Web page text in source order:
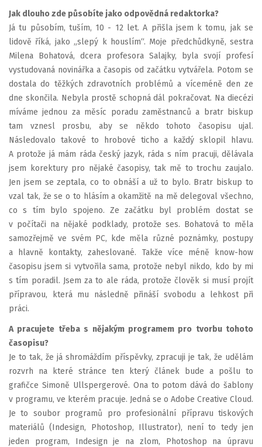
Jak dlouho zde působíte jako odpovědná redaktorka?
Já tu působím, tuším, 10 - 12 let. A přišla jsem k tomu, jak se
lidově říká, jako „slepý k houslím“. Moje předchůdkyně, sestra
Milena Bohatová, dcera profesora Salajky, byla svojí profesí
vystudovaná novinářka a časopis od začátku vytvářela. Potom se
dostala do těžkých zdravotních problémů a víceméně den ze
dne skončila. Nebyla prostě schopná dál pokračovat. Na diecézi
míváme jednou za měsíc poradu zaměstnanců a bratr biskup
tam vznesl prosbu, aby se někdo tohoto časopisu ujal.
Následovalo takové to hrobové ticho a každý sklopil hlavu.
A protože já mám ráda český jazyk, ráda s ním pracuji, dělávala
jsem korektury pro nějaké časopisy, tak mě to trochu zaujalo.
Jen jsem se zeptala, co to obnáší a už to bylo. Bratr biskup to
vzal tak, že se o to hlásím a okamžitě na mě delegoval všechno,
co s tím bylo spojeno. Ze začátku byl problém dostat se
v počítači na nějaké podklady, protože ses. Bohatová to měla
samozřejmě ve svém PC, kde měla různé poznámky, postupy
a hlavně kontakty, zaheslované. Takže více méně know-how
časopisu jsem si vytvořila sama, protože nebyl nikdo, kdo by mi
s tím poradil. Jsem za to ale ráda, protože člověk si musí projít
přípravou, která mu následně přináší svobodu a lehkost při
práci.
A pracujete třeba s nějakým programem pro tvorbu tohoto
časopisu?
Je to tak, že já shromáždím příspěvky, zpracuji je tak, že udělám
rozvrh na které stránce ten který článek bude a pošlu to
grafičce Simoně Ullspergerové. Ona to potom dává do šablony
v programu, ve kterém pracuje. Jedná se o Adobe Creative Cloud.
Je to soubor programů pro profesionální přípravu tiskových
materiálů (Indesign, Photoshop, Illustrator), není to tedy jen
jeden program, Indesign je na zlom, Photoshop na úpravu